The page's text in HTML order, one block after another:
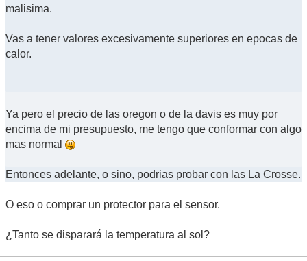
malisima.
Vas a tener valores excesivamente superiores en epocas de
calor.
Ya pero el precio de las oregon o de la davis es muy por
encima de mi presupuesto, me tengo que conformar con algo
mas normal
Entonces adelante, o sino, podrias probar con las La Crosse.
O eso o comprar un protector para el sensor.
¿Tanto se disparará la temperatura al sol?